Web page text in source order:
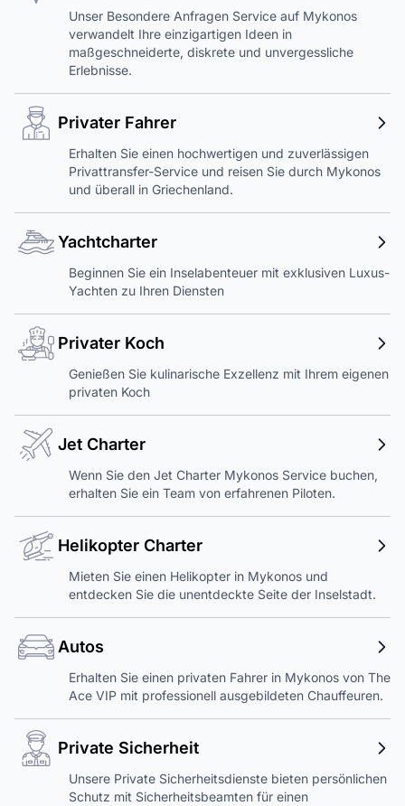
Unser Besondere Anfragen Service auf Mykonos
verwandelt Ihre einzigartigen Ideen in
maßgeschneiderte, diskrete und unvergessliche
Erlebnisse.
Privater Fahrer
Erhalten Sie einen hochwertigen und zuverlässigen
Privattransfer-Service und reisen Sie durch Mykonos
und überall in Griechenland.
Yachtcharter
Beginnen Sie ein Inselabenteuer mit exklusiven Luxus-
Yachten zu Ihren Diensten
Privater Koch
Genießen Sie kulinarische Exzellenz mit Ihrem eigenen
privaten Koch
Jet Charter
Wenn Sie den Jet Charter Mykonos Service buchen,
erhalten Sie ein Team von erfahrenen Piloten.
Helikopter Charter
Mieten Sie einen Helikopter in Mykonos und
entdecken Sie die unentdeckte Seite der Inselstadt.
Autos
Erhalten Sie einen privaten Fahrer in Mykonos von The
Ace VIP mit professionell ausgebildeten Chauffeuren.
Private Sicherheit
Unsere Private Sicherheitsdienste bieten persönlichen
Schutz mit Sicherheitsbeamten für einen